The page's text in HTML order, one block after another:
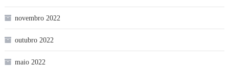
novembro 2022
outubro 2022
maio 2022